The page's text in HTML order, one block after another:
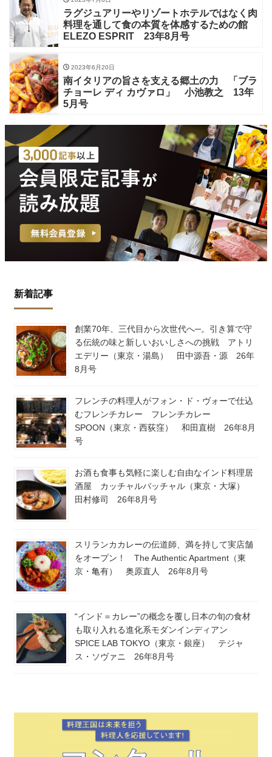
ラグジュアリーやリゾートホテルではなく肉
料理を通して食の本質を体感するための館
ELEZO ESPRIT 23年8月号
2023年6月20日
南イタリアの旨さを支える郷土の力 「ブラ
チョーレ ディ カヴァロ」 小池教之 13年
5月号
新着記事
創業70年、三代目から次世代へ─。引き算で守
る伝統の味と新しいおいしさへの挑戦 アトリ
エデリー（東京・湯島） 田中源吾・源 26年
8月号
フレンチの料理人がフォン・ド・ヴォーで仕込
むフレンチカレー フレンチカレー
SPOON（東京・西荻窪） 和田直樹 26年8月
号
お酒も食事も気軽に楽しむ自由なインド料理居
酒屋 カッチャルバッチャル（東京・大塚）
田村修司 26年8月号
スリランカカレーの伝道師、満を持して実店舗
をオープン！ The Authentic Apartment（東
京・亀有） 奥原直人 26年8月号
“インド＝カレー”の概念を覆し日本の旬の食材
も取り入れる進化系モダンインディアン
SPICE LAB TOKYO（東京・銀座） テジャ
ス・ソヴァニ 26年8月号